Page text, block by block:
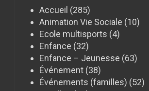
Accueil (285)
Animation Vie Sociale (10)
Ecole multisports (4)
Enfance (32)
Enfance – Jeunesse (63)
Événement (38)
Événements (familles) (52)